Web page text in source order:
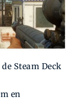
Steam Deck
en